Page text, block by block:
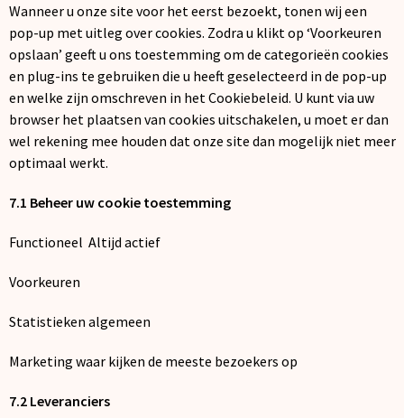
Wanneer u onze site voor het eerst bezoekt, tonen wij een
pop-up met uitleg over cookies. Zodra u klikt op ‘Voorkeuren
opslaan’ geeft u ons toestemming om de categorieën cookies
en plug-ins te gebruiken die u heeft geselecteerd in de pop-up
en welke zijn omschreven in het Cookiebeleid. U kunt via uw
browser het plaatsen van cookies uitschakelen, u moet er dan
wel rekening mee houden dat onze site dan mogelijk niet meer
optimaal werkt.
7.1 Beheer uw cookie toestemming
Functioneel Altijd actief
Voorkeuren
Statistieken algemeen
Marketing waar kijken de meeste bezoekers op
7.2 Leveranciers